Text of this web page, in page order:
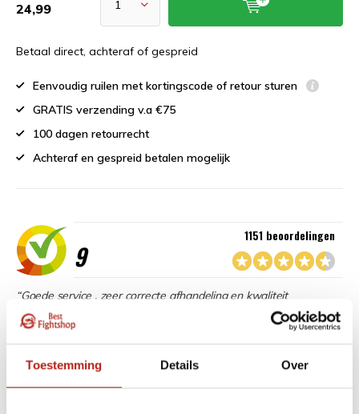
Toestemming Details Over
24,99
Betaal direct, achteraf of gespreid
Eenvoudig ruilen met kortingscode of retour sturen
GRATIS verzending v.a €75
100 dagen retourrecht
Achteraf en gespreid betalen mogelijk
9
1151 beoordelingen
“Goede service , zeer correcte afhandeling en kwaliteit
materiaal.”
Beschikbaar in de volgende varianten: